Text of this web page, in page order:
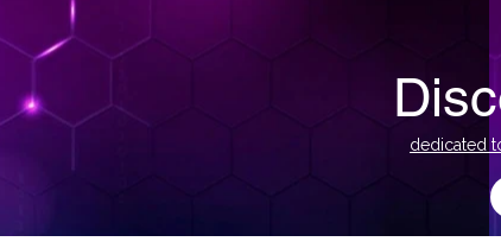
dedicated